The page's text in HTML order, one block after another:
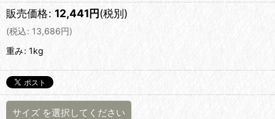
販売価格: 12,441円(税別)
(税込: 13,686円)
重み: 1kg
サイズ を選択してください